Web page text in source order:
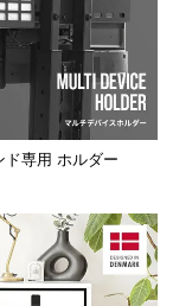
ド専用 ホルダー